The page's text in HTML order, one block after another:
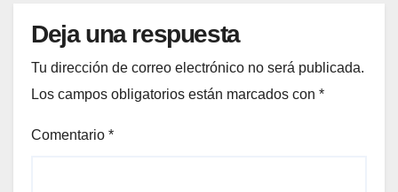
Deja una respuesta
Tu dirección de correo electrónico no será publicada.
Los campos obligatorios están marcados con *
Comentario *